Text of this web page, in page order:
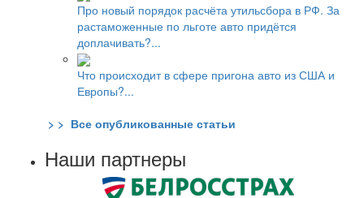
Про новый порядок расчёта утильсбора в РФ. За
растаможенные по льготе авто придётся
доплачивать?...
Что происходит в сфере пригона авто из США и
Европы?...
> > Все опубликованные статьи
Наши партнеры